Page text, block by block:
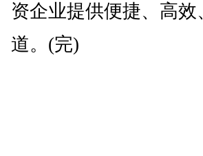
资企业提供便捷、高
道。(完)